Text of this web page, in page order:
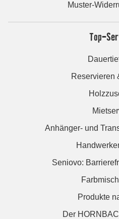
Muster-
Top-
Reservieren
Anhänger- und
Seniovo:
Produkte
Der